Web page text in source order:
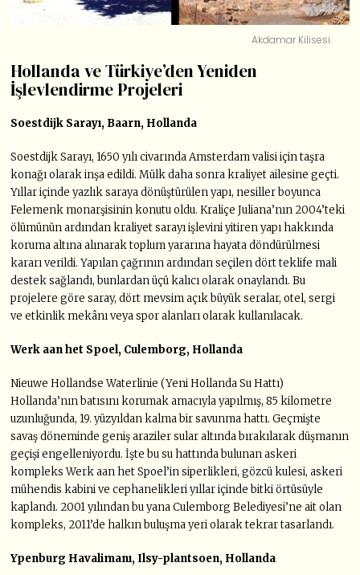
Akdamar Kilisesi.
Hollanda ve Türkiye’den Yeniden
İşlevlendirme Projeleri
Soestdijk Sarayı, Baarn, Hollanda
Soestdijk Sarayı, 1650 yılı civarında Amsterdam valisi için taşra
konağı olarak inşa edildi. Mülk daha sonra kraliyet ailesine geçti.
Yıllar içinde yazlık saraya dönüştürülen yapı, nesiller boyunca
Felemenk monarşisinin konutu oldu. Kraliçe Juliana’nın 2004’teki
ölümünün ardından kraliyet sarayı işlevini yitiren yapı hakkında
koruma altına alınarak toplum yararına hayata döndürülmesi
kararı verildi. Yapılan çağrının ardından seçilen dört teklife mali
destek sağlandı, bunlardan üçü kalıcı olarak onaylandı. Bu
projelere göre saray, dört mevsim açık büyük seralar, otel, sergi
ve etkinlik mekânı veya spor alanları olarak kullanılacak.
Werk aan het Spoel, Culemborg, Hollanda
Nieuwe Hollandse Waterlinie (Yeni Hollanda Su Hattı)
Hollanda’nın batısını korumak amacıyla yapılmış, 85 kilometre
uzunluğunda, 19. yüzyıldan kalma bir savunma hattı. Geçmişte
savaş döneminde geniş araziler sular altında bırakılarak düşmanın
geçişi engelleniyordu. İşte bu su hattında bulunan askeri
kompleks Werk aan het Spoel’in siperlikleri, gözcü kulesi, askeri
mühendis kabini ve cephanelikleri yıllar içinde bitki örtüsüyle
kaplandı. 2001 yılından bu yana Culemborg Belediyesi’ne ait olan
kompleks, 2011’de halkın buluşma yeri olarak tekrar tasarlandı.
Ypenburg Havalimanı, Ilsy-plantsoen, Hollanda